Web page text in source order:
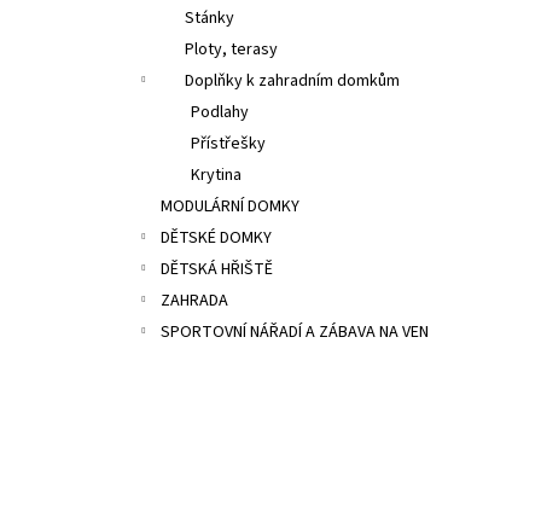
Stánky
Ploty, terasy
Doplňky k zahradním domkům
Podlahy
Přístřešky
Krytina
MODULÁRNÍ DOMKY
DĚTSKÉ DOMKY
DĚTSKÁ HŘIŠTĚ
ZAHRADA
SPORTOVNÍ NÁŘADÍ A ZÁBAVA NA VEN